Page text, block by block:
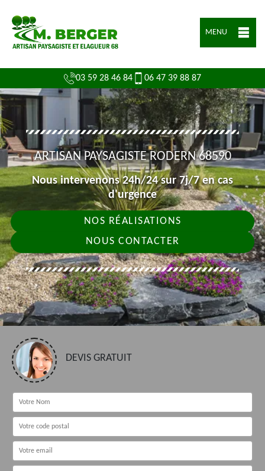
MENU
03 59 28 46 84 06 47 39 88 87
ARTISAN PAYSAGISTE RODERN 68590
Nous intervenons 24h/24 sur 7j/7 en cas
d'urgence
NOS RÉALISATIONS
NOUS CONTACTER
DEVIS GRATUIT